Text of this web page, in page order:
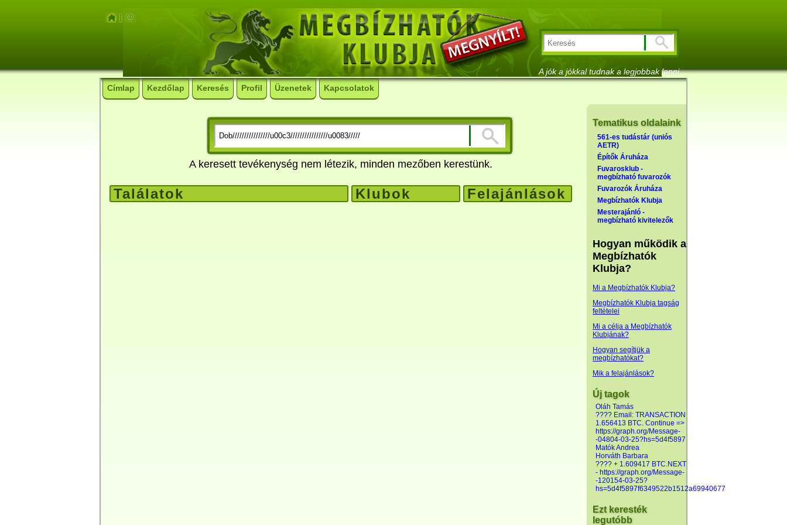
A jók a jókkal tudnak a legjobbak lenni
Címlap
Kezdőlap Keresés Profil Üzenetek Kapcsolatok
A keresett tevékenység nem létezik, minden mezőben kerestünk.
Találatok Klubok Felajánlások
Tematikus oldalaink
561-es tudástár (uniós
AETR)
Építők Áruháza
Fuvarosklub -
megbízható fuvarozók
Fuvarozók Áruháza
Megbízhatók Klubja
Mesterajánló -
megbízható kivitelezők
Hogyan működik a
Megbízhatók
Klubja?
Mi a Megbízhatók Klubja?
Megbízhatók Klubja tagság
feltételei
Mi a célja a Megbízhatók
Klubjának?
Hogyan segítjük a
megbízhatókat?
Mik a felajánlások?
Új tagok
Oláh Tamás
???? Email: TRANSACTION
1.656413 BTC. Continue =>
https://graph.org/Message-
-04804-03-25?hs=5d4f5897
Matók Andrea
Horváth Barbara
???? + 1.609417 BTC.NEXT
- https://graph.org/Message-
-120154-03-25?
hs=5d4f5897f6349522b1512a69940677
Ezt keresték
legutóbb